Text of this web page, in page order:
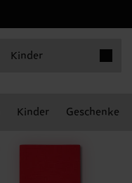
Kinder
Kinder Geschenke